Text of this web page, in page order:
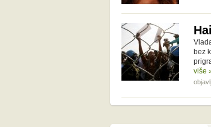
bez
više